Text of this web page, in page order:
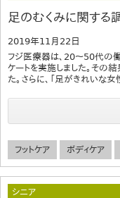
足のむくみに関する
2019年11月22日
フジ医療器は、20～50代の
ケートを実施しました。その
た。さらに、「足がきれいな
フットケア ボディケア
シニア